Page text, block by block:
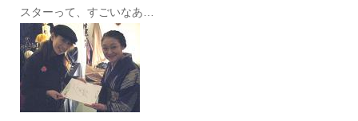
スターって、すごいなあ…